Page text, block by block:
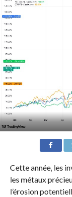
Cette année, les
les métaux
l’érosion